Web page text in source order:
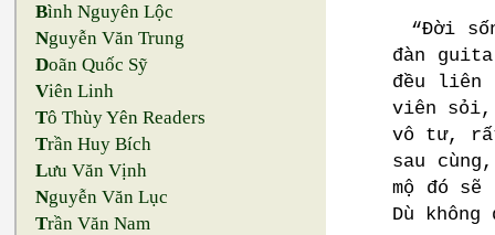
Bình Nguyên Lộc
Nguyễn Văn Trung
Doãn Quốc Sỹ
Viên Linh
Tô Thùy Yên Readers
Trần Huy Bích
Lưu Văn Vịnh
Nguyễn Văn Lục
Trần Văn Nam
“Đời
đàn
đều liên
viên sỏi,
vô tư, rất
sau
mộ đó
Dù